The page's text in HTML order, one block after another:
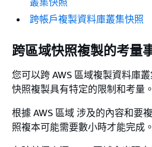
跨帳戶複製資料庫叢集快照
跨區域快照複製的考量
您可以跨 AWS 區域複製資料庫
快照複製具有特定的限制和考量。
根據 AWS 區域 涉及的內容和要
照複本可能需要數小時才能完成。